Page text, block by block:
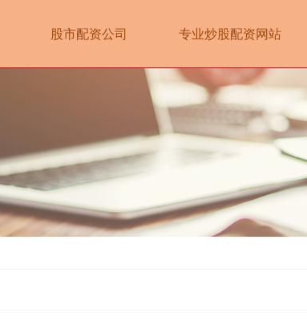
股市配资公司 专业炒股配资网站